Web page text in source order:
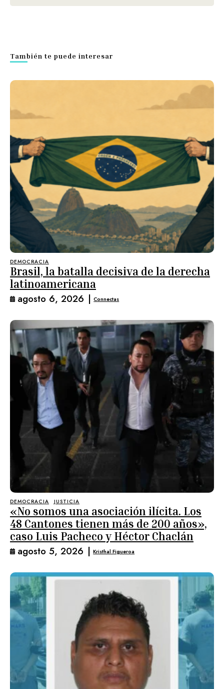
También te puede interesar
DEMOCRACIA
Brasil, la batalla decisiva de la derecha
latinoamericana
agosto 6, 2026 | Connectas
DEMOCRACIA JUSTICIA
«No somos una asociación ilícita. Los
48 Cantones tienen más de 200 años»,
caso Luis Pacheco y Héctor Chaclán
agosto 5, 2026 | Kristhal Figueroa